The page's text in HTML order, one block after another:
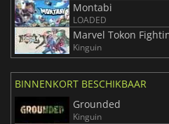
Montabi
LOADED
Marvel Tokon
Kinguin
BINNENKORT BESCHIKBAAR
Grounded
Kinguin